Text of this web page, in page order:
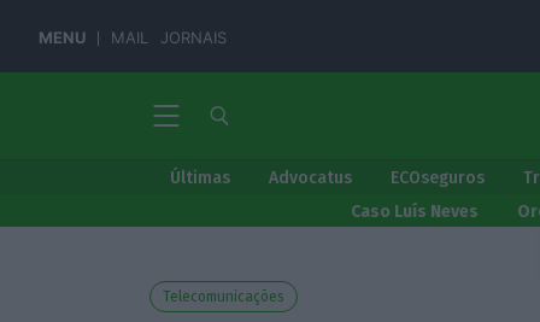
MENU MAIL JORNAIS
Últimas Advocatus ECOseguros
Caso Luís Neves
Telecomunicações